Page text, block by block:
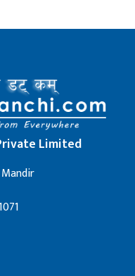
Limited